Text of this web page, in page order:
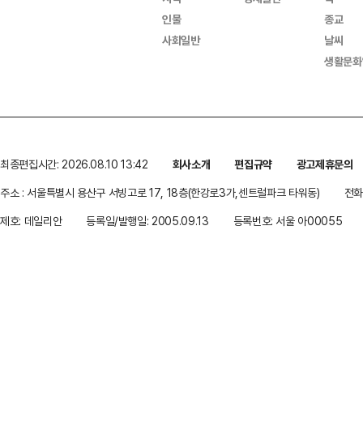
인물
사회일반
종교
날씨
생활문
최종편집시간: 2026.08.10 13:42 회사소개 편집규약
광고제휴문의
주소 : 서울특별시 용산구 서빙고로 17, 18층(한강로3가,센트럴파크 타워동)
전
제호: 데일리안
등록일/발행일: 2005.09.13 등록번호: 서울 아00055